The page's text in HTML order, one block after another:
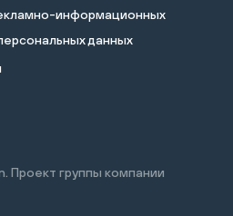
информационных
данных
Проект группы компании